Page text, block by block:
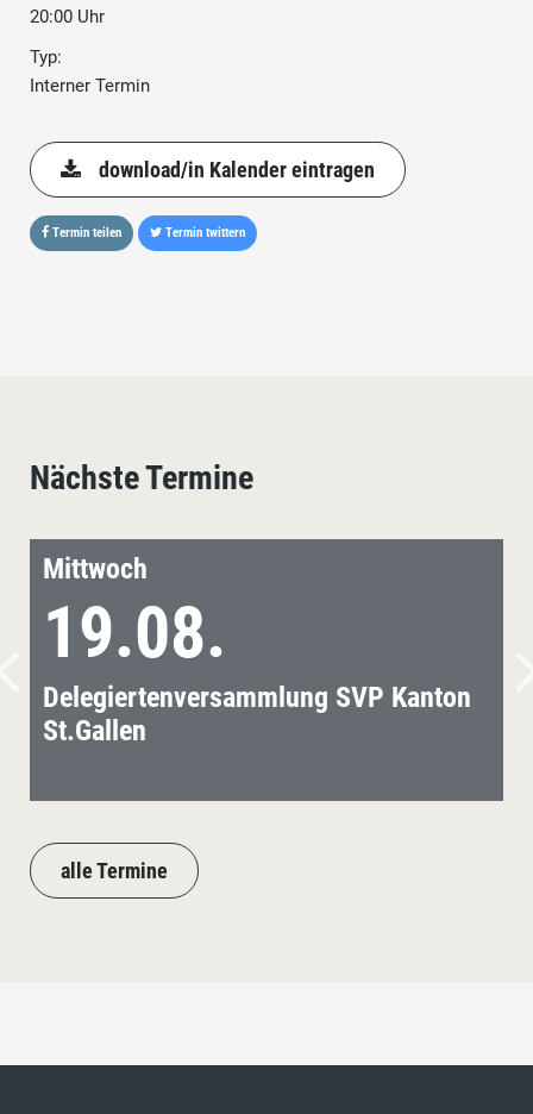
20:00 Uhr
Typ:
Interner Termin
download/in Kalender eintragen
Termin teilen Termin twittern
Nächste Termine
Mittwoch
19.08.
Delegiertenversammlung SVP Kanton
St.Gallen
alle Termine